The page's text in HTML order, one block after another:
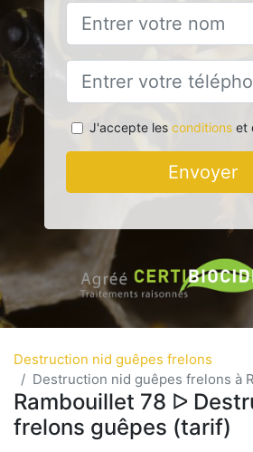
J'accepte les conditionset
Envoyer
Destruction nid guêpes frelons
Destruction nid guêpes frelons à
Rambouillet 78 ᐅ
frelons guêpes (tarif)